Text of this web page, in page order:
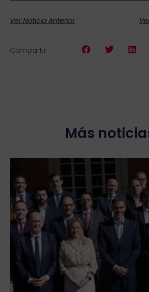
Ver Noticia Anterior
Compartir
Más